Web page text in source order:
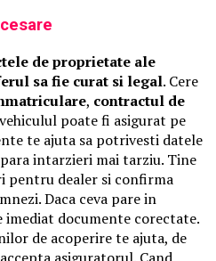
de proprietate ale
sa fie curat si legal. Cere
, contractul de
poate fi asigurat pe
te ajuta sa potrivesti datele
intarzieri mai tarziu. Tine
pentru dealer si confirma
Daca ceva pare in
imediat documente corectate.
de acoperire te ajuta, de